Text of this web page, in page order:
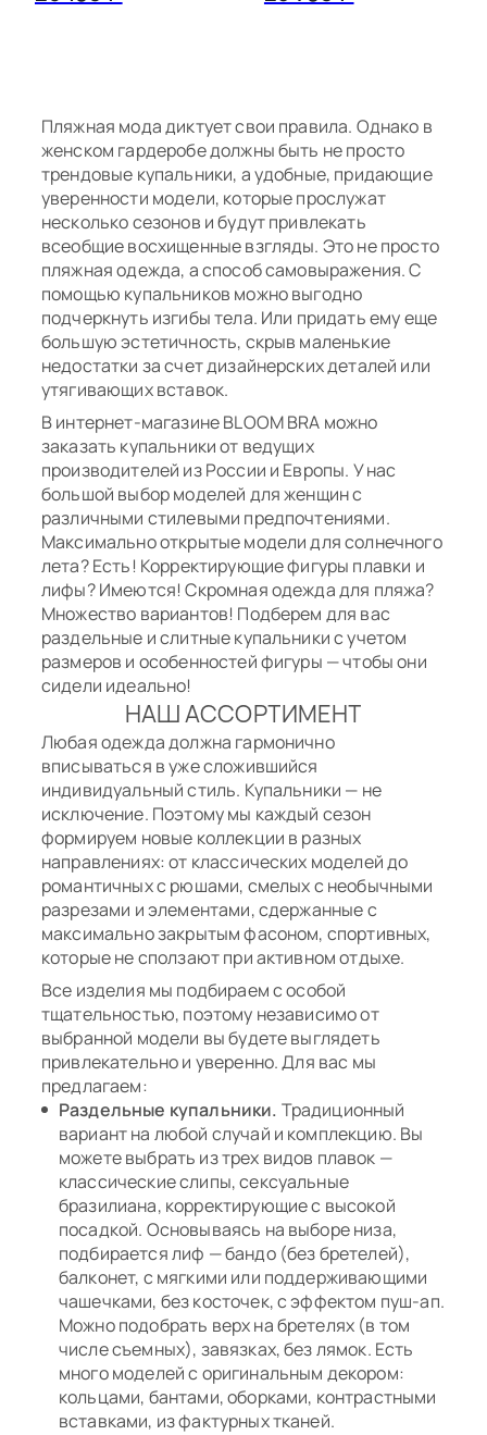
Пляжная мода диктует свои правила. Однако в
женском гардеробе должны быть не просто
трендовые купальники, а удобные, придающие
уверенности модели, которые прослужат
несколько сезонов и будут привлекать
всеобщие восхищенные взгляды. Это не просто
пляжная одежда, а способ самовыражения. С
помощью купальников можно выгодно
подчеркнуть изгибы тела. Или придать ему еще
большую эстетичность, скрыв маленькие
недостатки за счет дизайнерских деталей или
утягивающих вставок.
В интернет-магазине BLOOM BRA можно
заказать купальники от ведущих
производителей из России и Европы. У нас
большой выбор моделей для женщин с
различными стилевыми предпочтениями.
Максимально открытые модели для солнечного
лета? Есть! Корректирующие фигуры плавки и
лифы? Имеются! Скромная одежда для пляжа?
Множество вариантов! Подберем для вас
раздельные и слитные купальники с учетом
размеров и особенностей фигуры — чтобы они
сидели идеально!
НАШ АССОРТИМЕНТ
Любая одежда должна гармонично
вписываться в уже сложившийся
индивидуальный стиль. Купальники — не
исключение. Поэтому мы каждый сезон
формируем новые коллекции в разных
направлениях: от классических моделей до
романтичных с рюшами, смелых с необычными
разрезами и элементами, сдержанные с
максимально закрытым фасоном, спортивных,
которые не сползают при активном отдыхе.
Все изделия мы подбираем с особой
тщательностью, поэтому независимо от
выбранной модели вы будете выглядеть
привлекательно и уверенно. Для вас мы
предлагаем:
Раздельные купальники. Традиционный
вариант на любой случай и комплекцию. Вы
можете выбрать из трех видов плавок —
классические слипы, сексуальные
бразилиана, корректирующие с высокой
посадкой. Основываясь на выборе низа,
подбирается лиф — бандо (без бретелей),
балконет, с мягкими или поддерживающими
чашечками, без косточек, с эффектом пуш-ап.
Можно подобрать верх на бретелях (в том
числе съемных), завязках, без лямок. Есть
много моделей с оригинальным декором:
кольцами, бантами, оборками, контрастными
вставками, из фактурных тканей.
MIRACLESUIT
NICOLE OLIVIER
PAIN DE SUCRE
PANACHE
RAGGIANTI
RDOSOL
RODASOLEIL
SEAFOLLY
голубой горох
желтый
зеленый
золотой
коричневый
красный
леопард
лиловый
лимон
оранжевый
песочный
разноцветный
розовый
серый
синий
синий принт
терракотовый
фиолетовый
фуксия
хаки
черно-белый
черный
черный/бежевый
2
ПОД ГРУДЬЮ, ОБЯЗАТЕЛЬНО ТУГО
Пожалуйста, следите, чтобы сантиметровая
находилась параллельно полу
Доставка
Частые вопросы
Обмен и возврат
Запись в шоу-рум